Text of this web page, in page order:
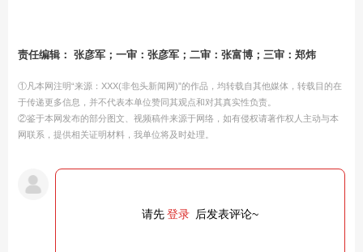
责任编辑： 张彦军；一审：张彦军；二审：张富博；三审：郑炜
①凡本网注明“来源：XXX(非包头新闻网)”的作品，均转载自其他媒体，转载目的在
于传递更多信息，并不代表本单位赞同其观点和对其真实性负责。
②鉴于本网发布的部分图文、视频稿件来源于网络，如有侵权请著作权人主动与本
网联系，提供相关证明材料，我单位将及时处理。
请先登录 后发表评论~